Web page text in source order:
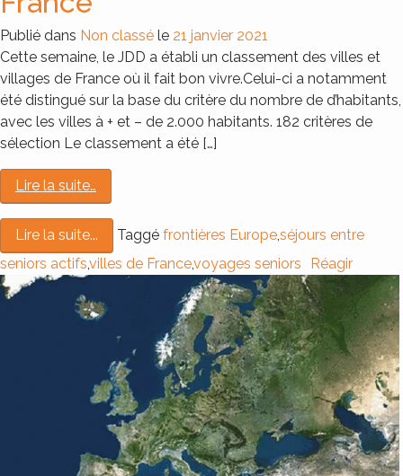
Publié dans Non classé le 21 janvier 2021
Cette semaine, le JDD a établi un classement des villes et
villages de France où il fait bon vivre.Celui-ci a notamment
été distingué sur la base du critère du nombre de d’habitants,
avec les villes à + et – de 2.000 habitants. 182 critères de
sélection Le classement a été […]
Lire la suite…
Lire la suite... Taggé frontières Europeséjours entre
seniors actifs,villes de France,voyages seniors Réagir